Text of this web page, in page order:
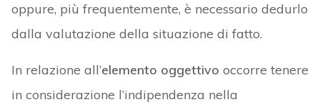
oppure, più frequentemente, è necessario dedurlo
dalla valutazione della situazione di fatto.
In relazione all’elemento oggettivo occorre tenere
in considerazione l’indipendenza nella